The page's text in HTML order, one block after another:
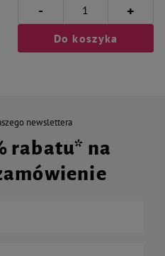
- +
Do koszyka
newslettera
rabatu* na